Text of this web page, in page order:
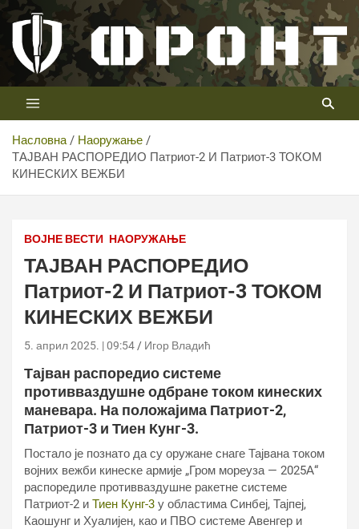
Скип
цонтент
Телевизија ФРОНТ
Први војни канал у Србији
Насловна
Наоружање
ТАЈВАН РАСПОРЕДИО Патриот-2 И Патриот-3 ТОКОМ
КИНЕСКИХ ВЕЖБИ
ВОЈНЕ ВЕСТИ НАОРУЖАЊЕ
ТАЈВАН РАСПОРЕДИО
Патриот-2 И Патриот-3 ТОКОМ
КИНЕСКИХ ВЕЖБИ
5. април 2025. | 09:54 Игор Владић
Тајван распоредио системе
противваздушне одбране током кинеских
маневара. На положајима Патриот-2,
Патриот-3 и Тиен Кунг-3.
Постало је познато да су оружане снаге Тајвана током
војних вежби кинеске армије „Гром мореуза — 2025А“
распоредиле противваздушне ракетне системе
Патриот-2 и Тиен Кунг-3 у областима Синбеј, Тајпеј,
Каошунг и Хуалијен, као и ПВО системе Авенгер и